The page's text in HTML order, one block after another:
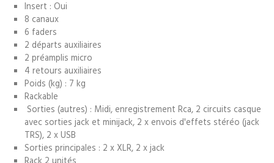
Insert : Oui
8 canaux
6 faders
2 départs auxiliaires
2 préamplis micro
4 retours auxiliaires
Poids (kg) : 7 kg
Rackable
Sorties (autres) : Midi, enregistrement Rca, 2 circuits casque
avec sorties jack et minijack, 2 x envois d'effets stéréo (jack
TRS), 2 x USB
Sorties principales : 2 x XLR, 2 x jack
Rack 2 unités